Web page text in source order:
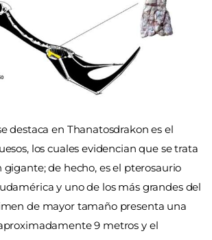
destaca en Thanatosdrakon es el
los cuales evidencian que se trata
de hecho, es el pterosaurio
y uno de los más grandes del
de mayor tamaño presenta una
9 metros y el